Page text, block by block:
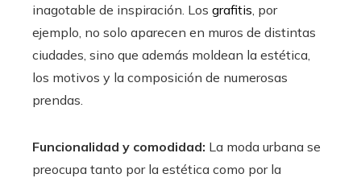
inagotable de inspiración. Los grafitis , por
ejemplo, no solo aparecen en muros de distintas
ciudades, sino que además moldean la estética,
los motivos y la composición de numerosas
prendas.
Funcionalidad y comodidad: La moda urbana se
preocupa tanto por la estética como por la